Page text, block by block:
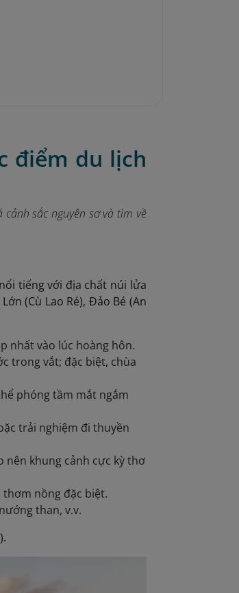
điểm du lịch
sắc nguyên sơ và tìm về
tiếng với địa chất núi lửa
(Cù Lao Ré), Đảo Bé (An
nhất vào lúc hoàng hôn.
trong vắt; đặc biệt, chùa
phóng tầm mắt ngắm
trải nghiệm đi thuyền
nên khung cảnh cực kỳ thơ
nồng đặc biệt.
than, v.v.